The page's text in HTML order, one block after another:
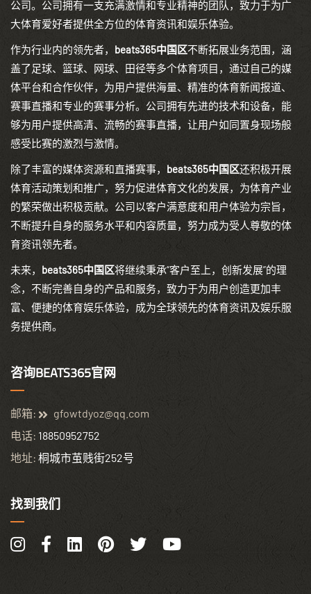
公司。公司拥有一支充满激情和专业精神的团队，致力于为广
大体育爱好者提供全方位的体育资讯和娱乐体验。
作为行业内的领先者， beats365中国区不断拓展业务范围，涵
盖了足球、篮球、网球、田径等多个体育项目，通过自己的媒
体平台和合作伙伴，为用户提供海量、精准的体育新闻报道、
赛事直播和专业的赛事分析。公司拥有先进的技术和设备，能
够为用户提供高清、流畅的赛事直播，让用户如同置身现场般
感受比赛的激烈与激情。
除了丰富的媒体资源和直播赛事， beats365中国区还积极开展
体育活动策划和推广，努力促进体育文化的发展，为体育产业
的繁荣做出积极贡献。公司以客户满意度和用户体验为宗旨，
不断提升自身的服务水平和内容质量，努力成为受人尊敬的体
育资讯领先者。
未来， beats365中国区将继续秉承“客户至上，创新发展”的理
念，不断完善自身的产品和服务，致力于为用户创造更加丰
富、便捷的体育娱乐体验，成为全球领先的体育资讯及娱乐服
务提供商。
咨询BEATS365官网
邮箱:
gfowtdyoz@qq.com
电话: 18850952752
地址: 桐城市茧贱街252号
找到我们